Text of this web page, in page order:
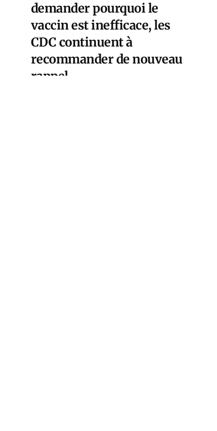
demander pourquoi le
vaccin est inefficace, les
CDC continuent à
recommander de nouveau
rappel.